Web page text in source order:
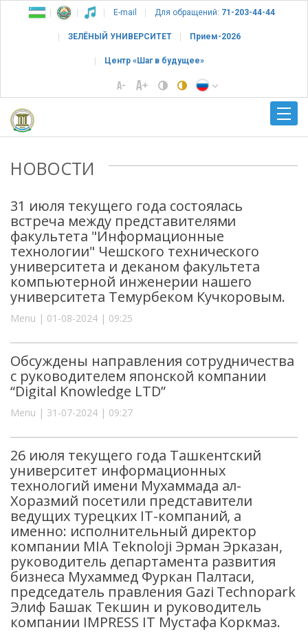
E-mail Для обращений: 71-203-44-44
ЗЕЛЁНЫЙ УНИВЕРСИТЕТ Прием-2026
Центр «Шаг в будущее»
НОВОСТИ
31 июля текущего года состоялась
встреча между представителями
факультета "Информационные
технологии" Чешского технического
университета и деканом факультета
компьютерной инженерии нашего
университета Темурбеком Кучкоровым.
Menu | 01-08-2024 | 09:25
Обсуждены направления сотрудничества
с руководителем японской компании
“Digital Knowledge LTD”
Menu | 31-07-2024 | 09:27
26 июля текущего года Ташкентский
университет информационных
технологий имени Мухаммада ал-
Хоразмий посетили представители
ведущих турецких IT-компаний, а
именно: исполнительный директор
компании MIA Teknoloji Эрман Эрказан,
руководитель департамента развития
бизнеса Мухаммед Фуркан Палтаси,
председатель правления Gazi Technopark
Элиф Башак Текшин и руководитель
компании IMPRESS IT Мустафа Коркмаз.